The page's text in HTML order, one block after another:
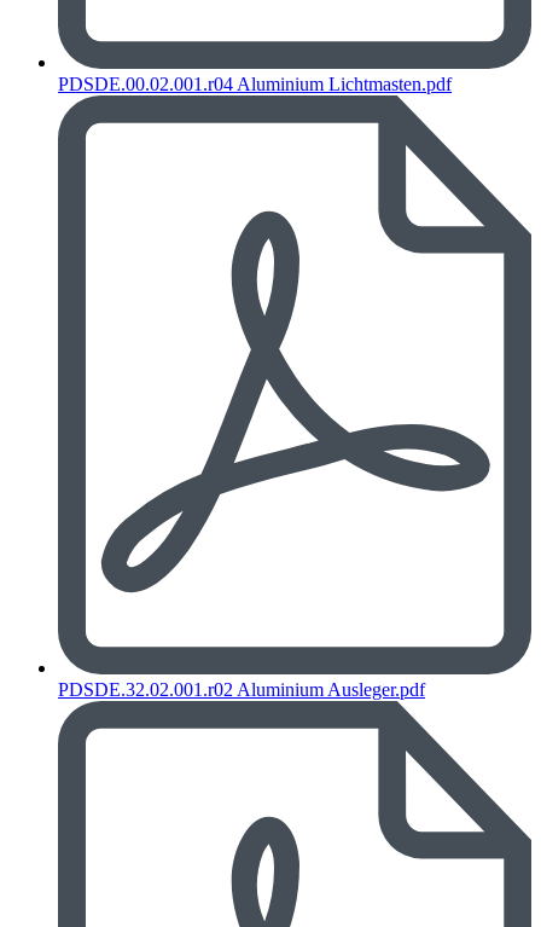
PDSDE.00.02.001.r04 Aluminium Lichtmasten.pdf
PDSDE.32.02.001.r02 Aluminium Ausleger.pdf